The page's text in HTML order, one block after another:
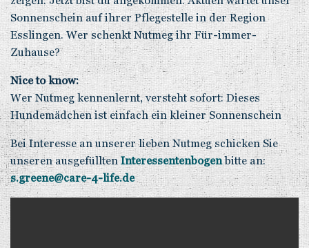
Sonnenschein auf ihrer Pflegestelle in der Region
Esslingen. Wer schenkt Nutmeg ihr Für-immer-
Zuhause?
Nice to know:
Wer Nutmeg kennenlernt, versteht sofort: Dieses
Hundemädchen ist einfach ein kleiner Sonnenschein
Bei Interesse an unserer lieben Nutmeg schicken Sie
unseren ausgefülltenInteressentenbogenbitte an:
s.greene@care-4-life.de